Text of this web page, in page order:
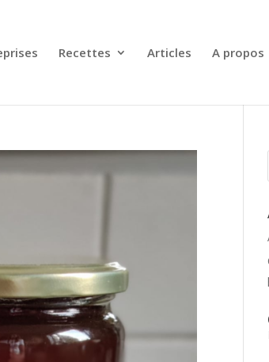
Recettes Articles A propos